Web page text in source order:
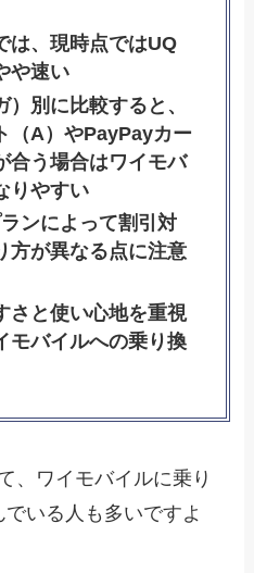
は、現時点ではUQ
や速い
別に比較すると、
（A）やPayPayカー
合う場合はワイモバ
りやすい
ンによって割引対
方が異なる点に注意
さと使い心地を重視
モバイルへの乗り換
、ワイモバイルに乗り
いる人も多いですよ